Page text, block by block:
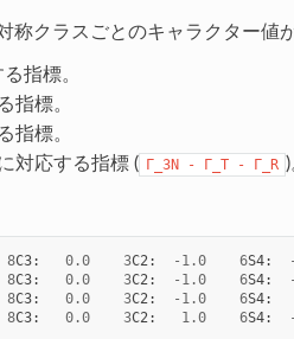
称クラスごとのキャラクター値
指標。
指標。
指標。
対応する指標 ( Γ_3N - Γ_T - Γ_R )
8C3: 0.0 3C2: - 1.0 6S4: -
8C3: 0.0 3C2: - 1.0 6S4: -
8C3: 0.0 3C2: - 1.0 6S4:
8C3: 0.0 3C2: 1.0 6S4: -